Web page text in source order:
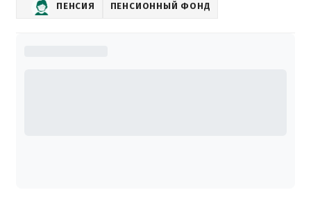
ПЕНСИЯ ПЕНСИОННЫЙ ФОНД